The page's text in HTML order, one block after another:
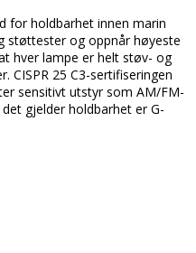
for holdbarhet innen marin
støttester og oppnår høyeste
hver lampe er helt støv- og
25 C3-sertifiseringen
sensitivt utstyr som AM/FM-
gjelder holdbarhet er G-